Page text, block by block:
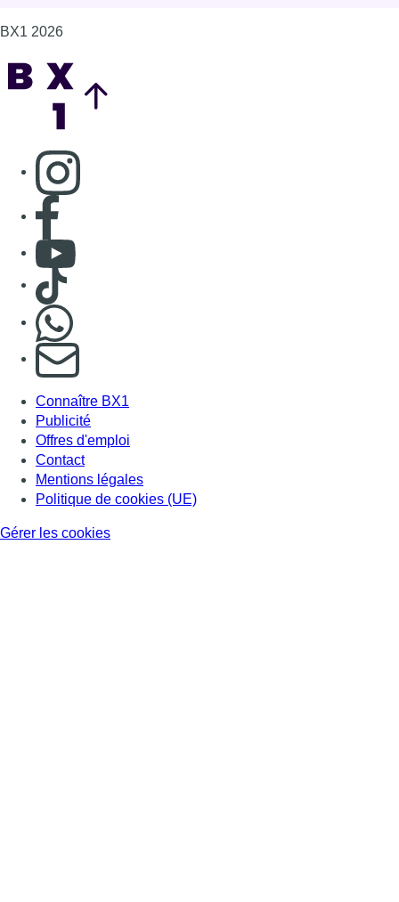
BX1 2026
Consulter page Instagram
Consulter page Facebook
Consulter Youtube
Consulter TikTok
S'abonner à notre newsletter
Connaître BX1
Publicité
Offres d'emploi
Contact
Mentions légales
Politique de cookies (UE)
Gérer les cookies